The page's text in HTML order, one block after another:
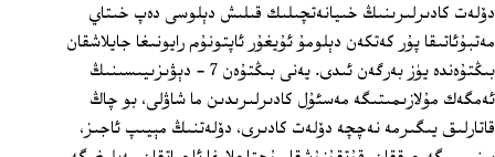
دۆلەت كادىرلىرىنىڭ خىيانەتچىلىك قىلىش دېلوسى دەپ خىتاي
مەتبۇئاتىقا پۇر كەتكەن دېلومۇ ئۇيغۇر ئاپتونۇم رايونىغا جايلاشقان
بىڭتۇەندە يۈز بەرگەن ئىدى. يەنى بىڭتۇەن 7 - دېۋىزىيىسىنىڭ
ئەمگەك مۇلازىمىتىگە مەسئۇل كادىرلىرىدىن ما شاۋلى، بو چاڭ
قاتارلىق يىگىرمە نەچچە دۆلەت كادىرى، دۆلەتنىڭ مېيىپ ئاجىز،